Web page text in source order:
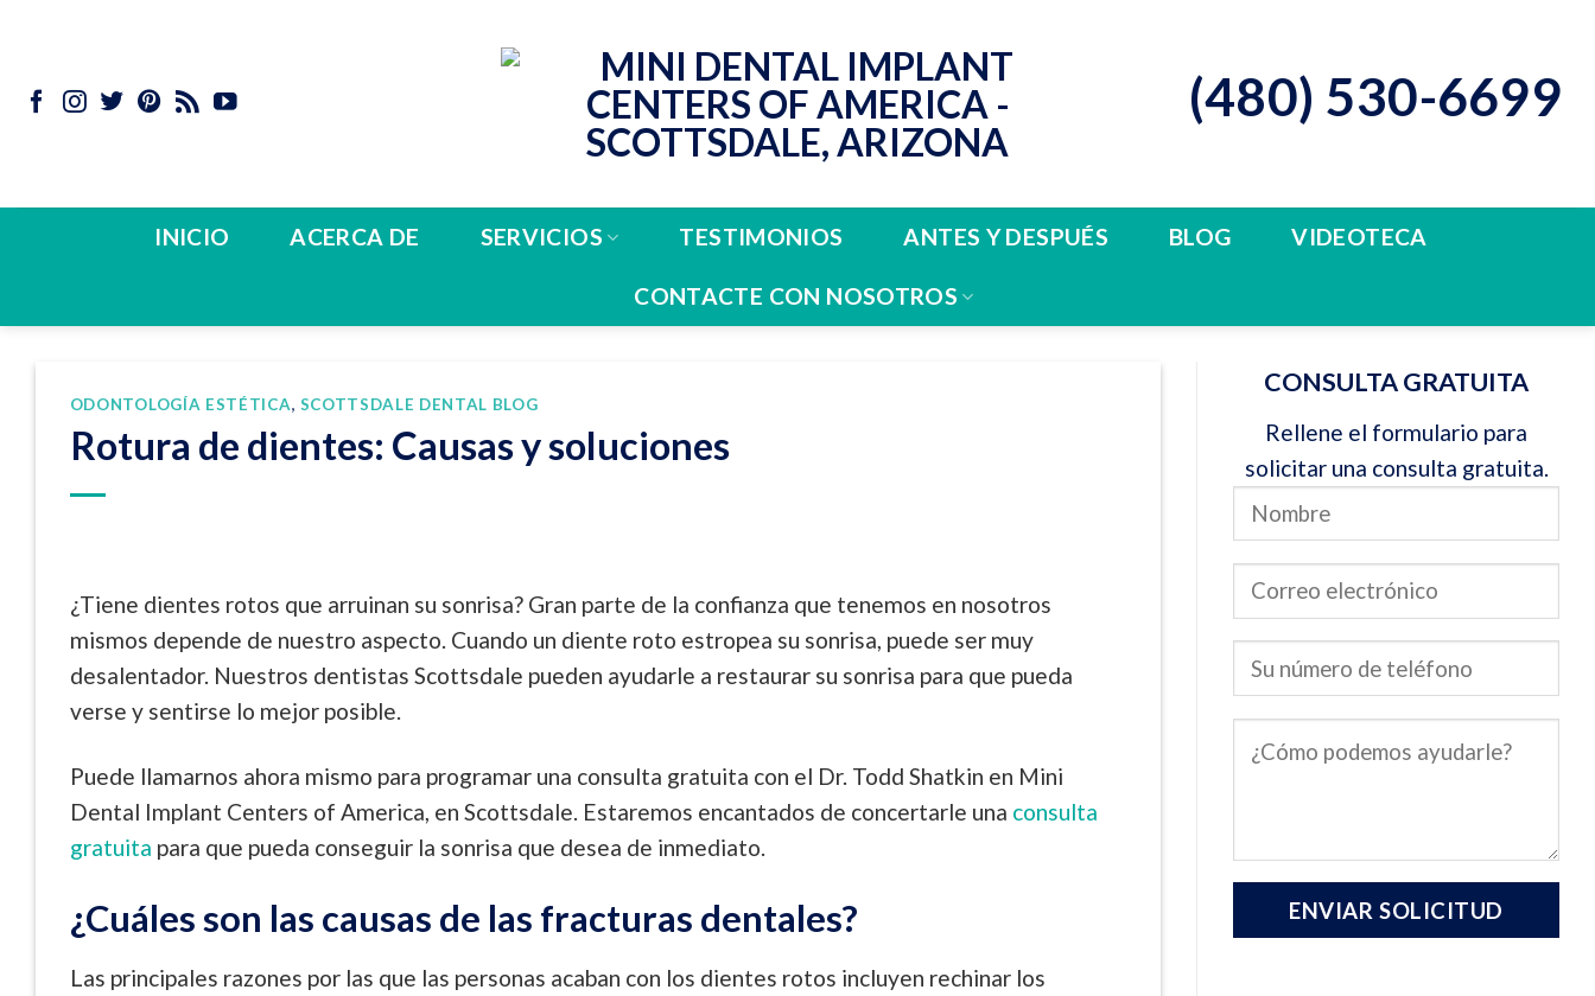
contenido
(480) 530-6699
INICIO ACERCA DE SERVICIOS TESTIMONIOS ANTES Y DESPUÉS BLOG VIDEOTECA
CONTACTE CON NOSOTROS
ODONTOLOGÍA ESTÉTICA, SCOTTSDALE DENTAL BLOG
Rotura de dientes: Causas y soluciones
¿Tiene dientes rotos que arruinan su sonrisa? Gran parte de la confianza que tenemos en nosotros
mismos depende de nuestro aspecto. Cuando un diente roto estropea su sonrisa, puede ser muy
desalentador. Nuestros dentistas Scottsdale pueden ayudarle a restaurar su sonrisa para que pueda
verse y sentirse lo mejor posible.
Puede llamarnos ahora mismo para programar una consulta gratuita con el Dr. Todd Shatkin en Mini
Dental Implant Centers of America, en Scottsdale. Estaremos encantados de concertarle una consulta
gratuita para que pueda conseguir la sonrisa que desea de inmediato.
¿Cuáles son las causas de las fracturas dentales?
Las principales razones por las que las personas acaban con los dientes rotos incluyen rechinar los
CONSULTA GRATUITA
Rellene el formulario para
solicitar una consulta gratuita.